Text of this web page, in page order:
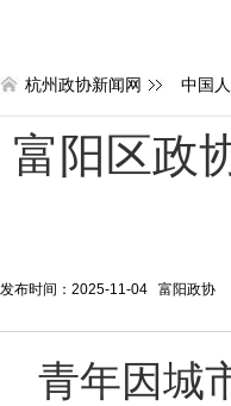
杭州政协新闻网 中国
富阳区政
发布时间：2025-11-04 富阳政协
青年因城